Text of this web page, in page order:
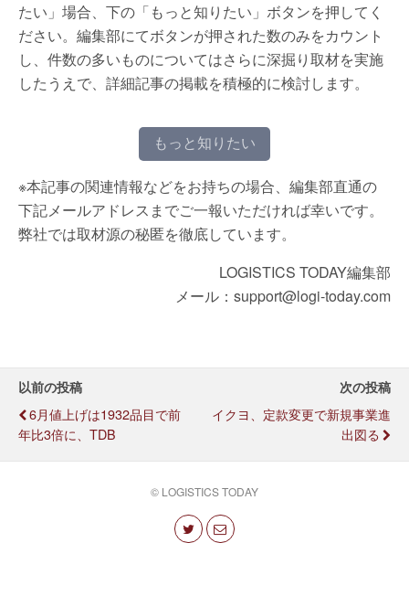
たい」場合、下の「もっと知りたい」ボタンを押してく
ださい。編集部にてボタンが押された数のみをカウント
し、件数の多いものについてはさらに深掘り取材を実施
したうえで、詳細記事の掲載を積極的に検討します。
もっと知りたい
※本記事の関連情報などをお持ちの場合、編集部直通の
下記メールアドレスまでご一報いただければ幸いです。
弊社では取材源の秘匿を徹底しています。
LOGISTICS TODAY編集部
メール：support@logi-today.com
以前の投稿
6月値上げは1932品目で前
年比3倍に、TDB
次の投稿
イクヨ、定款変更で新規事業進
出図る
© LOGISTICS TODAY